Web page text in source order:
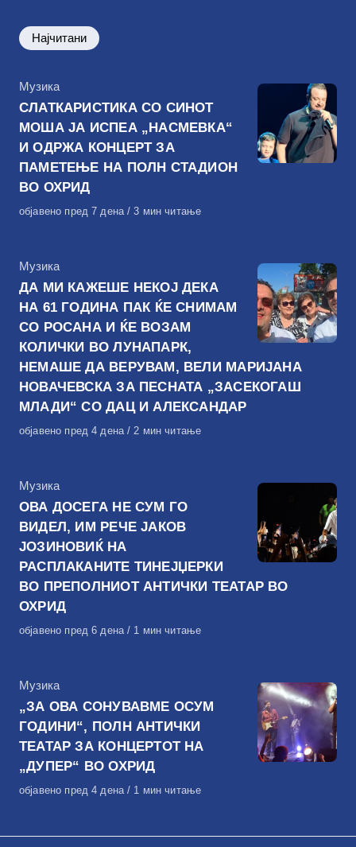
Најчитани
КАтегорија
Музика
СЛАТКАРИСТИКА СО СИНОТ
МОША ЈА ИСПЕА „НАСМЕВКА“
И ОДРЖА КОНЦЕРТ ЗА
ПАМЕТЕЊЕ НА ПОЛН СТАДИОН
ВО ОХРИД
Објавено
објавено пред 7 дена 3 мин читање
КАтегорија
Музика
ДА МИ КАЖЕШЕ НЕКОЈ ДЕКА
НА 61 ГОДИНА ПАК ЌЕ СНИМАМ
СО РОСАНА И ЌЕ ВОЗАМ
КОЛИЧКИ ВО ЛУНАПАРК,
НЕМАШЕ ДА ВЕРУВАМ, ВЕЛИ МАРИЈАНА
НОВАЧЕВСКА ЗА ПЕСНАТА „ЗАСЕКОГАШ
МЛАДИ“ СО ДАЦ И АЛЕКСАНДАР
Објавено
објавено пред 4 дена 2 мин читање
КАтегорија
Музика
ОВА ДОСЕГА НЕ СУМ ГО
ВИДЕЛ, ИМ РЕЧЕ ЈАКОВ
ЈОЗИНОВИЌ НА
РАСПЛАКАНИТЕ ТИНЕЈЏЕРКИ
ВО ПРЕПОЛНИОТ АНТИЧКИ ТЕАТАР ВО
ОХРИД
Објавено
објавено пред 6 дена 1 мин читање
КАтегорија
Музика
„ЗА ОВА СОНУВАВМЕ ОСУМ
ГОДИНИ“, ПОЛН АНТИЧКИ
ТЕАТАР ЗА КОНЦЕРТОТ НА
„ДУПЕР“ ВО ОХРИД
Објавено
објавено пред 4 дена 1 мин читање